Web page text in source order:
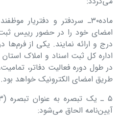
ماده۳۰ـ سردفتر و دفتریار
امضای خود را در حضور
درج و ارائه نمایند. یکی از
اداره کل ثبت اسناد و املاک
در طول دوره فعالیت دفاتر،
طریق امضای الکترونیک خواهد بود.
آیین‌نامه الحاق می‌شود: